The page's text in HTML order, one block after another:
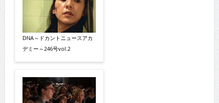
DNA～ドカントニュースアカ
デミー～246号vol.2